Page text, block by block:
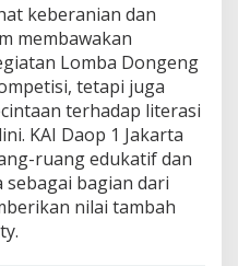
keberanian dan
membawakan
Lomba Dongeng
tetapi juga
terhadap literasi
KAI Daop 1 Jakarta
ruang edukatif dan
bagian dari
nilai tambah